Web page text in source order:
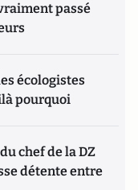
passé
écologistes
pourquoi
chef de la DZ
détente entre